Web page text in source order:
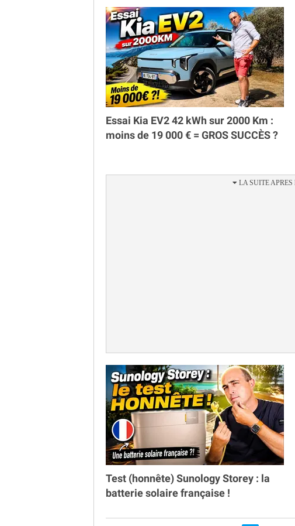
Essai Kia EV2 42 kWh sur 2000 Km :
moins de 19 000 € = GROS SUCCÈS ?
Test (honnête) Sunology Storey : la
batterie solaire française !